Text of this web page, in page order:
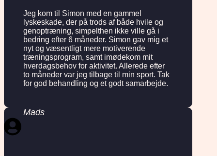
Jeg kom til Simon med en gammel
lyskeskade, der på trods af både hvile og
genoptræning, simpelthen ikke ville gå i
bedring efter 6 måneder. Simon gav mig et
nyt og væsentligt mere motiverende
træningsprogram, samt imødekom mit
hverdagsbehov for aktivitet. Allerede efter
to måneder var jeg tilbage til min sport. Tak
for god behandling og et godt samarbejde.
Mads